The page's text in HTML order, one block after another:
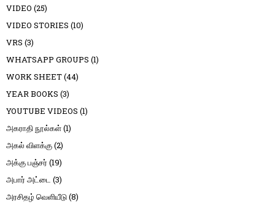
VIDEO (25)
VIDEO STORIES (10)
VRS (3)
WHATSAPP GROUPS (1)
WORK SHEET(44)
YEAR BOOKS (3)
YOUTUBE VIDEOS (1)
அகராதி நூல்கள்(1)
அகல் விளக்கு(2)
அக்கு பஞ்சர் (19)
அபார் அட்டை (3)
அரசிதழ் வெளியீடு(8)